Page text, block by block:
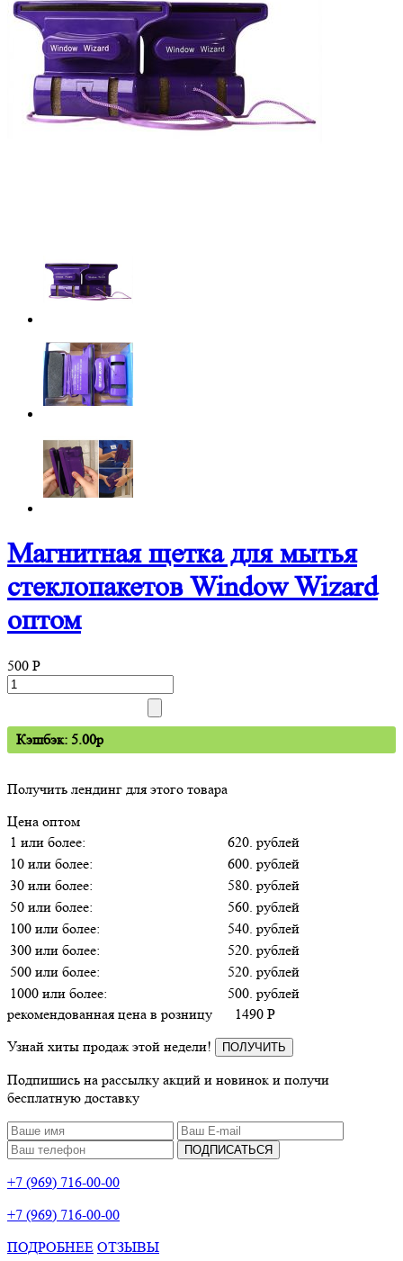
Магнитная щетка для мытья
стеклопакетов Window Wizard
оптом
500 P
Кэшбэк: 5.00p
Получить лендинг для этого товара
Цена оптом
1 или более:
620. рублей
10 или более:
600. рублей
30 или более:
580. рублей
50 или более:
560. рублей
100 или более:
540. рублей
300 или более:
520. рублей
500 или более:
520. рублей
1000 или более:
500. рублей
рекомендованная цена в розницу
1490 P
Узнай хиты продаж этой недели!
ПОЛУЧИТЬ
Подпишись на рассылку акций и новинок и получи
бесплатную доставку
ПОДПИСАТЬСЯ
+7 (969) 716-00-00
+7 (969) 716-00-00
ПОДРОБНЕЕ ОТЗЫВЫ